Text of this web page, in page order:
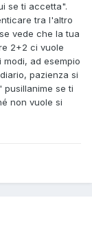
se ti accetta".
tra l'altro
vede che la tua
2+2 ci vuole
ad esempio
pazienza si
se ti
non vuole si